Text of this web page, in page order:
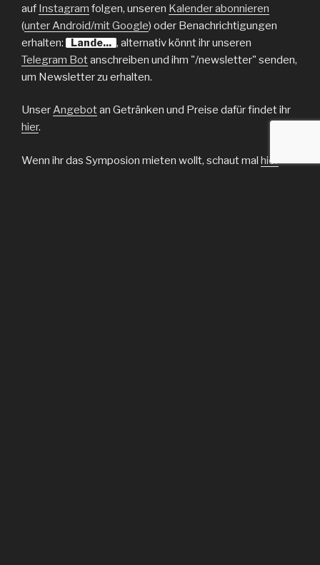
auf Instagram folgen, unseren Kalender abonnieren
(unter Android/mit Google) oder Benachrichtigungen
erhalten:
Lande... , alternativ könnt ihr unseren
Telegram Botanschreiben und ihm "/newsletter" senden,
um Newsletter zu erhalten.
UnserAngebotan Getränken und Preise dafür findet ihr
hier.
Wenn ihr das Symposion mieten wollt, schaut mal hier